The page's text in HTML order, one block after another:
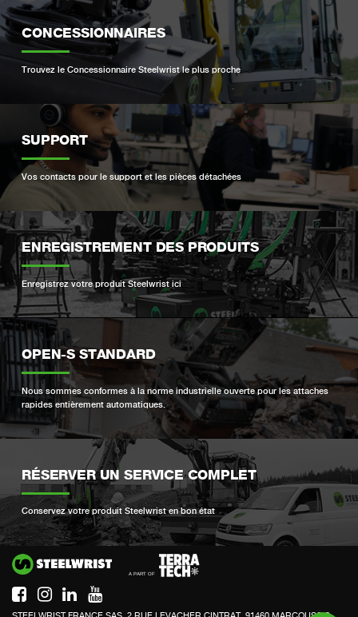
CONCESSIONNAIRES
Trouvez le Concessionnaire Steelwrist le plus proche
SUPPORT
Vos contacts pour le support et les pièces détachées
ENREGISTREMENT DES PRODUITS
Enregistrez votre produit Steelwrist ici
OPEN-S STANDARD
Nous sommes conformes à la norme industrielle ouverte pour les attaches
rapides entièrement automatiques.
RÉSERVER UN SERVICE COMPLET
Conservez votre produit Steelwrist en bon état